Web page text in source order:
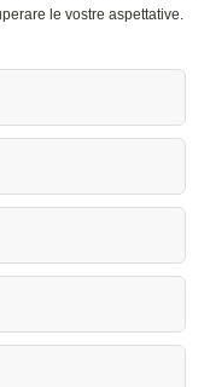
le vostre aspettative.